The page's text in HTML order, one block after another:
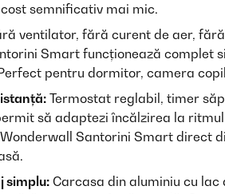
semnificativ mai mic.
ventilator, fără curent de aer,
Smart funcționează complet
pentru dormitor, camera
Termostat reglabil, timer
să adaptezi încălzirea la
Santorini Smart direct
simplu: Carcasa din aluminiu cu lac